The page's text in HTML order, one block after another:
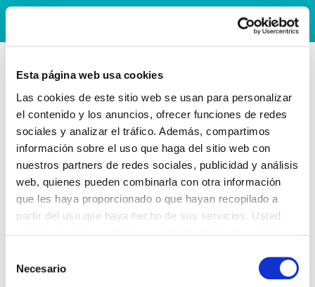
Esta página web usa cookies
Las cookies de este sitio web se usan para personalizar
el contenido y los anuncios, ofrecer funciones de redes
sociales y analizar el tráfico. Además, compartimos
información sobre el uso que haga del sitio web con
nuestros partners de redes sociales, publicidad y análisis
web, quienes pueden combinarla con otra información
que les haya proporcionado o que hayan recopilado a
partir del uso que haya hecho de sus servicios. Usted
Necesario